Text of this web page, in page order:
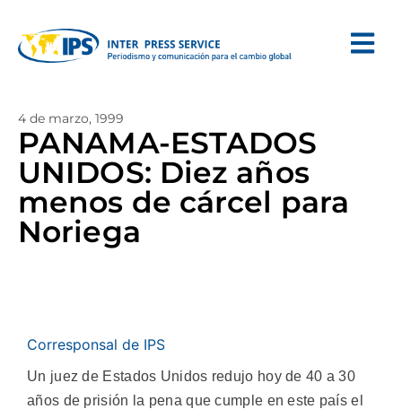
4 de marzo, 1999
PANAMA-ESTADOS
UNIDOS: Diez años
menos de cárcel para
Noriega
Corresponsal de IPS
Un juez de Estados Unidos redujo hoy de 40 a 30
años de prisión la pena que cumple en este país el